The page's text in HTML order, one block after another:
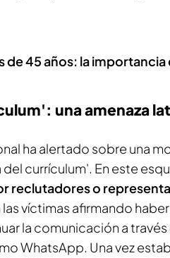
de 45 años: la importancia
una amenaza
ha alertado sobre una
currículum'. En este
reclutadores o
víctimas afirmando
la comunicación a
WhatsApp. Una vez